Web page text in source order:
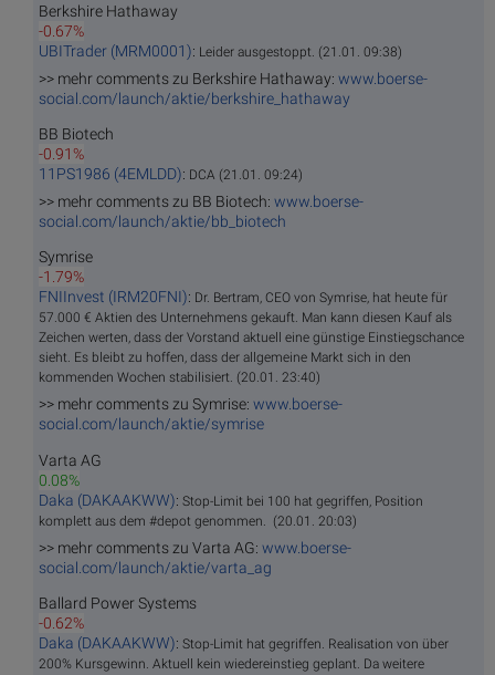
Berkshire Hathaway
-0.67%
UBITrader (MRM0001): Leider ausgestoppt. (21.01. 09:38)
>> mehr comments zu Berkshire Hathaway: www.boerse-
social.com/launch/aktie/berkshire_hathaway
BB Biotech
-0.91%
11PS1986 (4EMLDD): DCA (21.01. 09:24)
>> mehr comments zu BB Biotech: www.boerse-
social.com/launch/aktie/bb_biotech
Symrise
-1.79%
FNIInvest (IRM20FNI): Dr. Bertram, CEO von Symrise, hat heute für
57.000 € Aktien des Unternehmens gekauft. Man kann diesen Kauf als
Zeichen werten, dass der Vorstand aktuell eine günstige Einstiegschance
sieht. Es bleibt zu hoffen, dass der allgemeine Markt sich in den
kommenden Wochen stabilisiert. (20.01. 23:40)
>> mehr comments zu Symrise: www.boerse-
social.com/launch/aktie/symrise
Varta AG
0.08%
Daka (DAKAAKWW): Stop-Limit bei 100 hat gegriffen, Position
komplett aus dem #depot genommen. (20.01. 20:03)
>> mehr comments zu Varta AG: www.boerse-
social.com/launch/aktie/varta_ag
Ballard Power Systems
-0.62%
Daka (DAKAAKWW): Stop-Limit hat gegriffen. Realisation von über
200% Kursgewinn. Aktuell kein wiedereinstieg geplant. Da weitere